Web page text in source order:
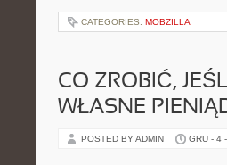
CATEGORIES: MOBZILLA
CO ZROBIĆ,
WŁASNE
POSTED BY ADMIN GRU - 4